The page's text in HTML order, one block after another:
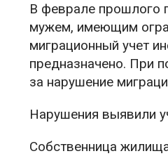
В феврале прошлого
мужем, имеющим
миграционный учет
предназначено. При
за нарушение
Нарушения выявили
Собственница